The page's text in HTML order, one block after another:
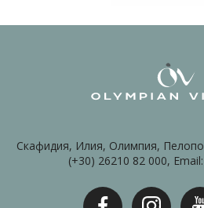
Скафидия, Илия, Олимпия,
(+30) 26210 82 000,